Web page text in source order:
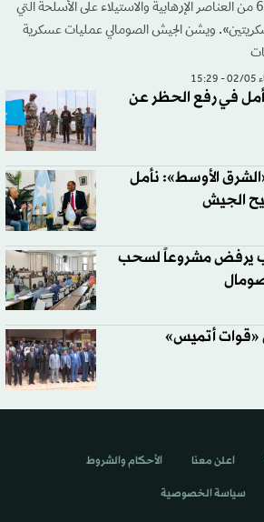
إلى أنها أسفرت عن «مقتل 60 من العناصر الإرهابية والاستيلاء على الأسلحة التي
ويشن الجيش الصومالي عمليات عسكرية
في رفع الحظر عن
الأوسط»: نأمل
الجيش
يرفض مشروعاً لسحب
«قوات أتميس»
اعلن معنا الأحكام والشروط
سياسة الخصوصية